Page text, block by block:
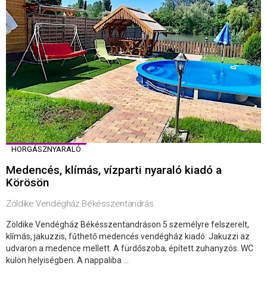
HORGÁSZNYARALÓ
Medencés, klímás, vízparti nyaraló kiadó a
Körösön
Zöldike Vendégház Békésszentandrás
Zöldike Vendégház Békésszentandráson 5 személyre felszerelt,
klímás, jakuzzis, fűthető medencés vendégház kiadó. Jakuzzi az
udvaron a medence mellett. A fürdőszoba, épített zuhanyzós. WC
külön helyiségben. A nappaliba ...